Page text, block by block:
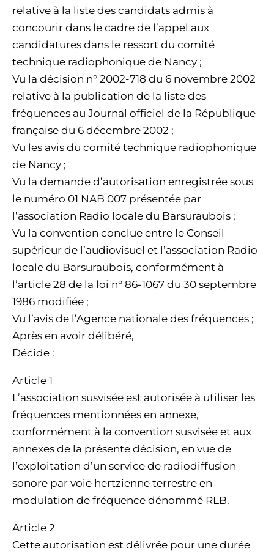
relative à la liste des candidats admis à
concourir dans le cadre de l’appel aux
candidatures dans le ressort du comité
technique radiophonique de Nancy ;
Vu la décision n° 2002-718 du 6 novembre 2002
relative à la publication de la liste des
fréquences au Journal officiel de la République
française du 6 décembre 2002 ;
Vu les avis du comité technique radiophonique
de Nancy ;
Vu la demande d’autorisation enregistrée sous
le numéro 01 NAB 007 présentée par
l’association Radio locale du Barsuraubois ;
Vu la convention conclue entre le Conseil
supérieur de l’audiovisuel et l’association Radio
locale du Barsuraubois, conformément à
l’article 28 de la loi n° 86-1067 du 30 septembre
1986 modifiée ;
Vu l’avis de l’Agence nationale des fréquences ;
Après en avoir délibéré,
Décide :
Article 1
L’association susvisée est autorisée à utiliser les
fréquences mentionnées en annexe,
conformément à la convention susvisée et aux
annexes de la présente décision, en vue de
l’exploitation d’un service de radiodiffusion
sonore par voie hertzienne terrestre en
modulation de fréquence dénommé RLB.
Article 2
Cette autorisation est délivrée pour une durée